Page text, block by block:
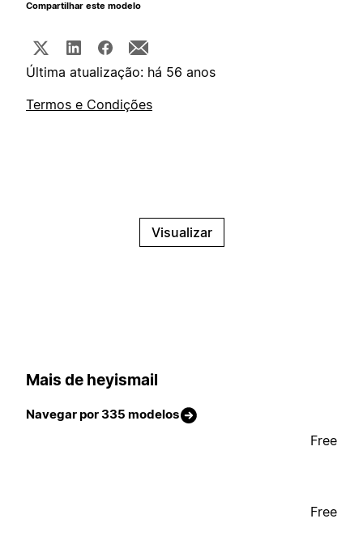
Compartilhar este modelo
Última atualização: há 56 anos
Termos e Condições
Visualizar
Mais de heyismail
Navegar por 335 modelos
Free
Free